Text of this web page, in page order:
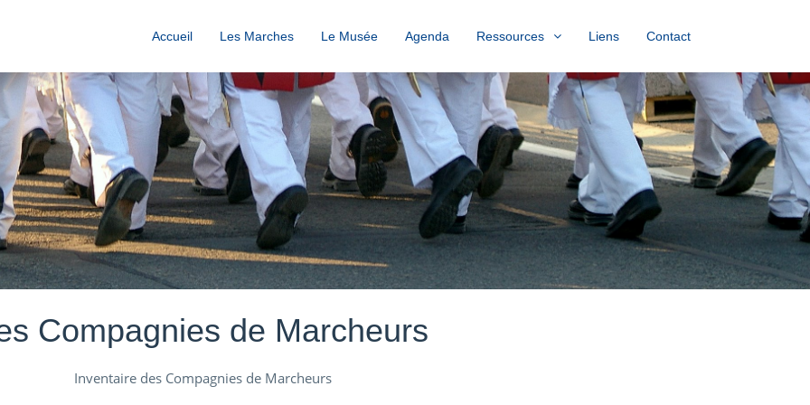
Accueil Les Marches Le Musée Agenda Ressources Liens Contact
Compagnies de Marcheurs
Inventaire des Compagnies de Marcheurs